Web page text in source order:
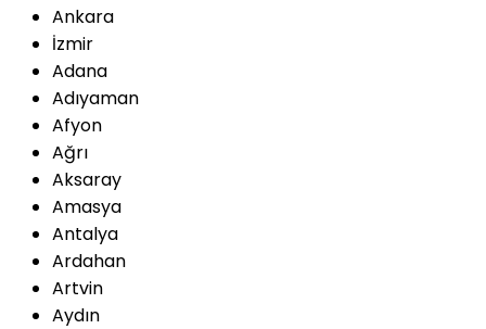
Ankara
İzmir
Adana
Adıyaman
Afyon
Ağrı
Aksaray
Amasya
Antalya
Ardahan
Artvin
Aydın